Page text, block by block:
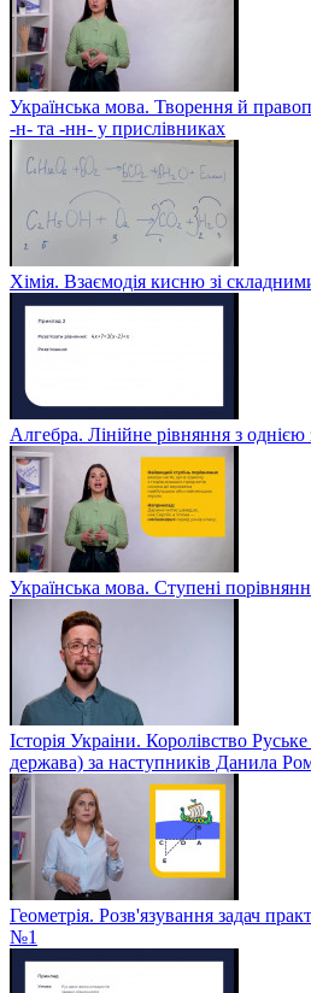
Українська мова. Творення й
-н- та -нн- у прислівниках
Хімія. Взаємодія кисню зі
Алгебра. Лінійне рівняння з
Українська мова. Ступені
Історія Украіни. Королівство
держава) за наступників Данила
Геометрія. Розв'язування задач
№1